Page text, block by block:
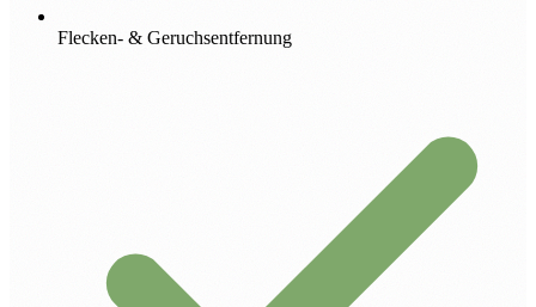
Flecken- & Geruchsentfernung